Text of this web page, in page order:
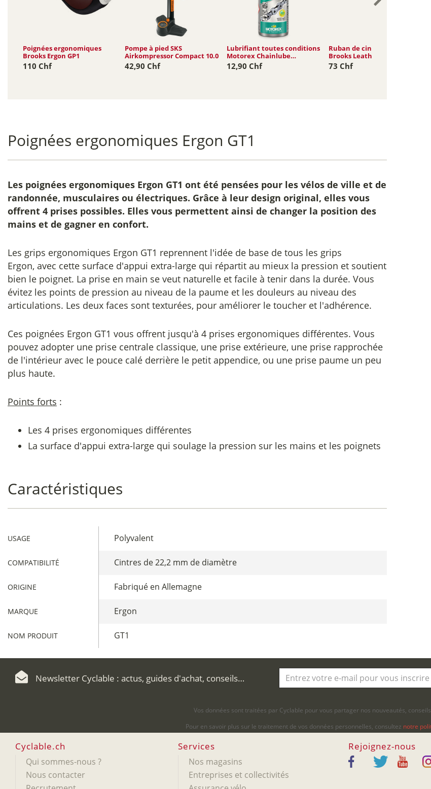
Poignées ergonomiques
Brooks Ergon GP1
110 Chf
Pompe à pied SKS
Airkompressor Compact 10.0
42,90 Chf
Lubrifiant toutes conditions
Motorex Chainlube
Allround
12,90 Chf
Ruban de cintre en cuir
Brooks Leather
73 Chf
Poignées ergonomiques Ergon GT1
Les poignées ergonomiques Ergon GT1 ont été pensées pour les vélos de ville et de
randonnée, musculaires ou électriques. Grâce à leur design original, elles vous
offrent 4 prises possibles. Elles vous permettent ainsi de changer la position des
mains et de gagner en confort.
Les grips ergonomiques Ergon GT1 reprennent l'idée de base de tous les grips
Ergon, avec cette surface d'appui extra-large qui répartit au mieux la pression et soutient
bien le poignet. La prise en main se veut naturelle et facile à tenir dans la durée. Vous
évitez les points de pression au niveau de la paume et les douleurs au niveau des
articulations. Les deux faces sont texturées, pour améliorer le toucher et l'adhérence.
Ces poignées Ergon GT1 vous offrent jusqu'à 4 prises ergonomiques différentes. Vous
pouvez adopter une prise centrale classique, une prise extérieure, une prise rapprochée
de l'intérieur avec le pouce calé derrière le petit appendice, ou une prise paume un peu
plus haute.
Points forts :
Les 4 prises ergonomiques différentes
La surface d'appui extra-large qui soulage la pression sur les mains et les poignets
Caractéristiques
USAGE Polyvalent
COMPATIBILITÉ Cintres de 22,2 mm de diamètre
ORIGINE Fabriqué en Allemagne
MARQUE Ergon
NOM PRODUIT GT1
Newsletter Cyclable : actus, guides d'achat, conseils…
Vos données sont traitées par Cyclable pour vous partager nos nouveautés,
Pour en savoir plus sur le traitement de vos données personnelles, consultez notre
Cyclable.ch
Qui sommes-nous ?
Nous contacter
Services
Nos magasins
Entreprises et collectivités
Rejoignez-nous